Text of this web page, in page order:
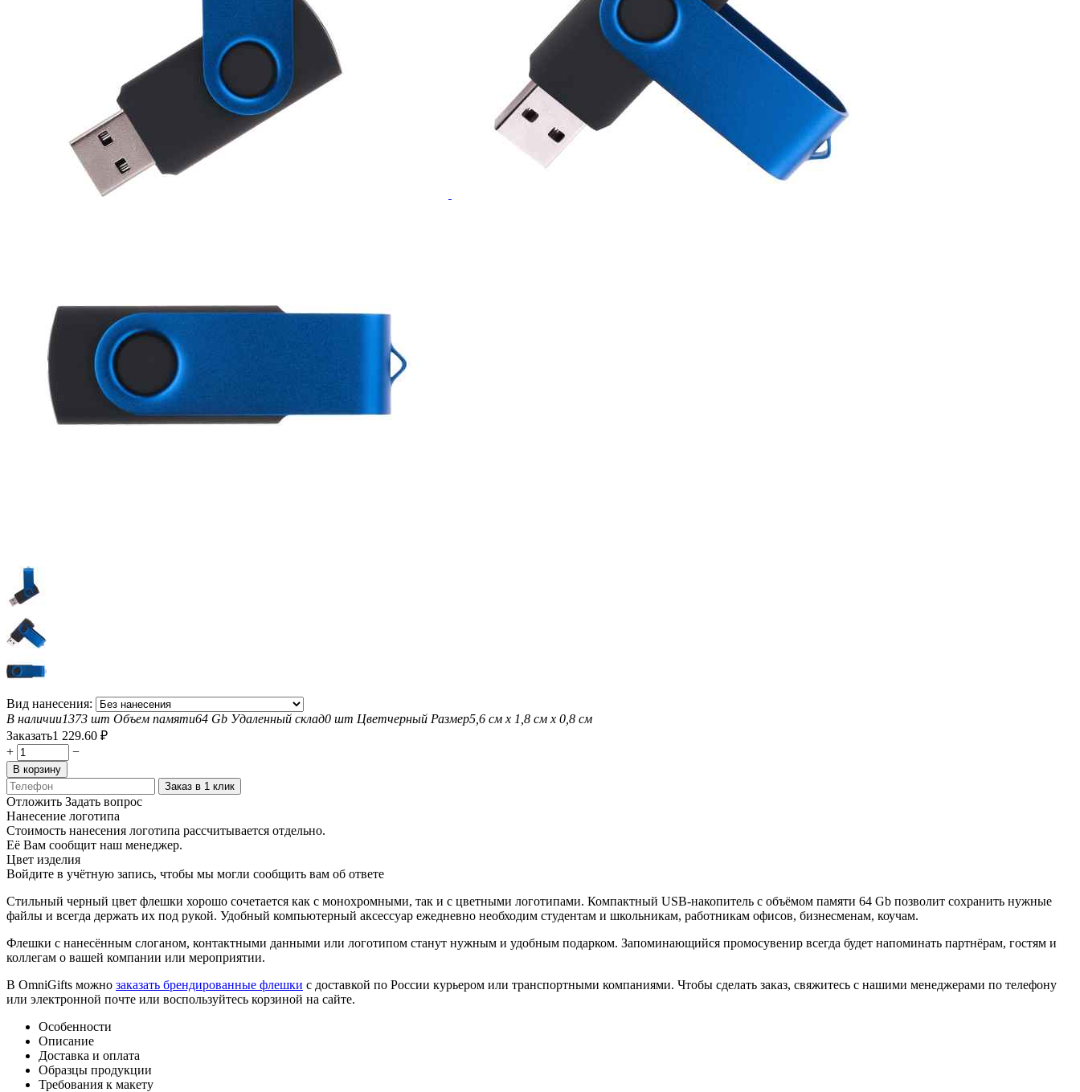
Вид нанесения:
В наличии1373 шт Объем памяти64 Gb Удаленный склад0 шт Цветчерный Размер5,6 см х 1,8 см х 0,8 см
Заказать1 229.60 ₽
+
−
В корзину
Заказ в 1 клик
Отложить Задать вопрос
Нанесение логотипа
Стоимость нанесения логотипа рассчитывается отдельно.
Её Вам сообщит наш менеджер.
Цвет изделия
Войдите в учётную запись, чтобы мы могли сообщить вам об ответе
Стильный черный цвет флешки хорошо сочетается как с монохромными, так и с цветными логотипами. Компактный USB-накопитель с объёмом памяти 64 Gb позволит сохранить нужные
файлы и всегда держать их под рукой. Удобный компьютерный аксессуар ежедневно необходим студентам и школьникам, работникам офисов, бизнесменам, коучам.
Флешки с нанесённым слоганом, контактными данными или логотипом станут нужным и удобным подарком. Запоминающийся промосувенир всегда будет напоминать партнёрам, гостям и
коллегам о вашей компании или мероприятии.
В OmniGifts можно заказать брендированные флешки с доставкой по России курьером или транспортными компаниями. Чтобы сделать заказ, свяжитесь с нашими менеджерами по телефону
или электронной почте или воспользуйтесь корзиной на сайте.
Особенности
Описание
Доставка и оплата
Образцы продукции
Требования к макету